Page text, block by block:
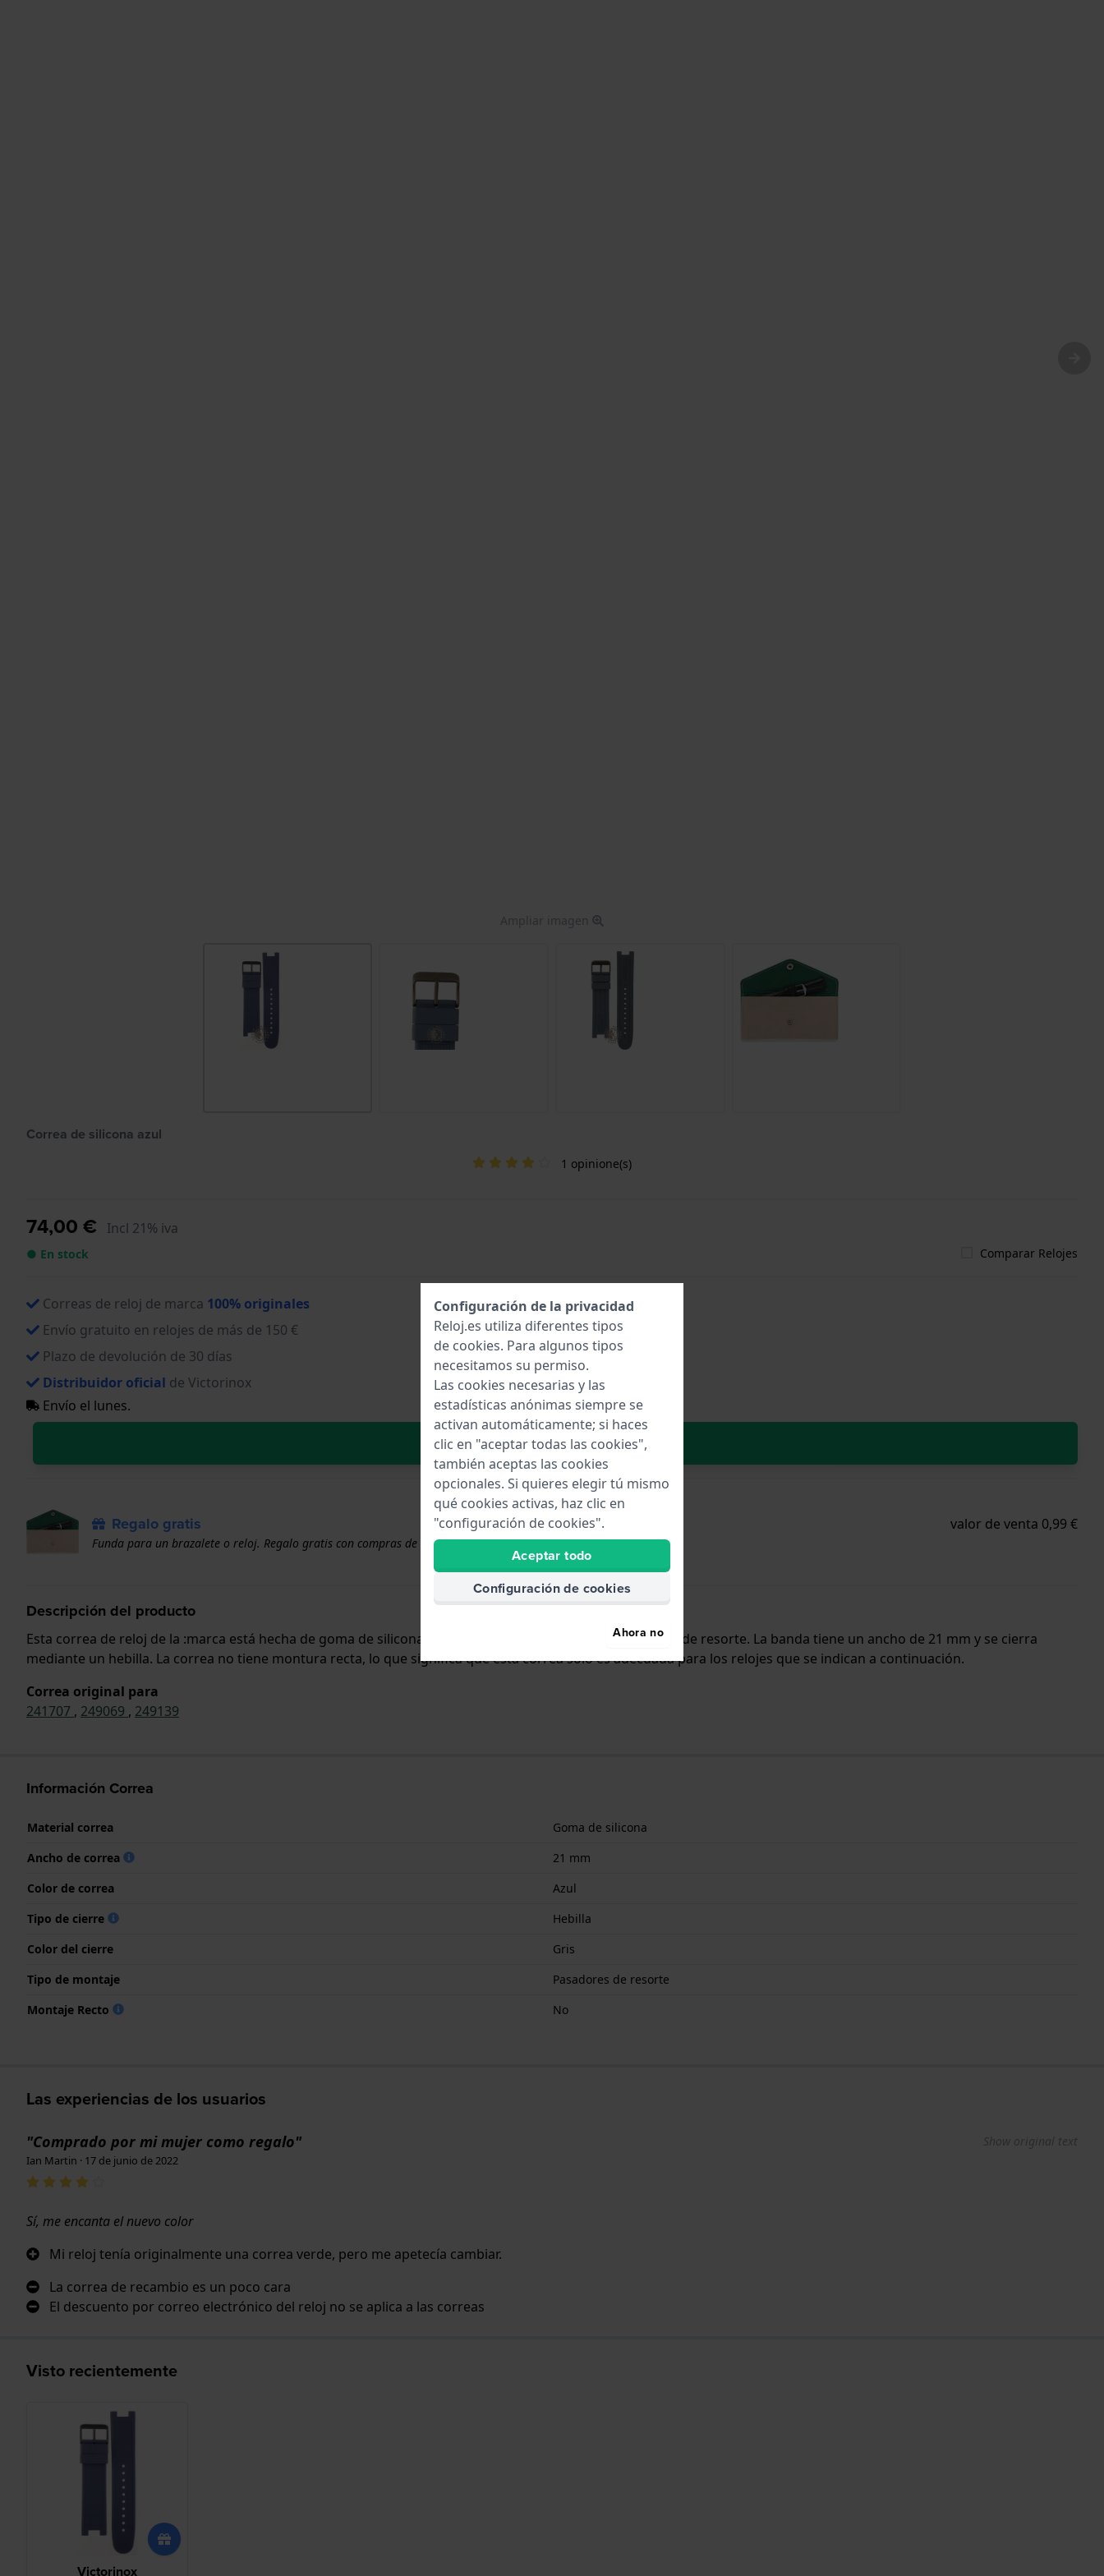
Ampliar imagen
Correa de silicona azul
1 opinione(s)
74,00 € Incl 21% iva
● En stock Comparar Relojes
Correas de reloj de marca 100% originales
Envío gratuito en relojes de más de 150 €
Plazo de devolución de 30 días
Distribuidor oficial de Victorinox
Envío el lunes.
Añadir al carrito
Regalo gratis valor de venta 0,99 €
Funda para un brazalete o reloj. Regalo gratis con compras de correas superiores a 50 €
Descripción del producto
Esta correa de reloj de la :marca está hecha de goma de silicona y se adjunta al reloj mediante pasadores de resorte. La banda tiene un ancho de 21 mm y se cierra
mediante un hebilla. La correa no tiene montura recta, lo que significa que esta correa sólo es adecuada para los relojes que se indican a continuación.
Correa original para
241707 , 249069 , 249139
Información Correa
Material correa
Goma de silicona
Ancho de correa
21 mm
Color de correa
Azul
Tipo de cierre
Hebilla
Color del cierre
Gris
Tipo de montaje
Pasadores de resorte
Montaje Recto
No
Las experiencias de los usuarios
"Comprado por mi mujer como regalo" Show original text
Ian Martin · 17 de junio de 2022
Sí, me encanta el nuevo color
Mi reloj tenía originalmente una correa verde, pero me apetecía cambiar.
La correa de recambio es un poco cara
El descuento por correo electrónico del reloj no se aplica a las correas
Visto recientemente
Victorinox
Configuración de la privacidad
Reloj.es utiliza diferentes tipos
de cookies. Para algunos tipos
necesitamos su permiso.
Las cookies necesarias y las
estadísticas anónimas siempre se
activan automáticamente; si haces
clic en "aceptar todas las cookies",
también aceptas las cookies
opcionales. Si quieres elegir tú mismo
qué cookies activas, haz clic en
"configuración de cookies".
Aceptar todo
Configuración de cookies
Ahora no